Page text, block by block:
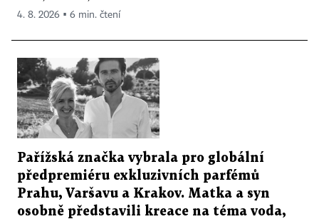
4. 8. 2026 ▪ 6 min. čtení
Pařížská značka vybrala pro globální
předpremiéru exkluzivních parfémů
Prahu, Varšavu a Krakov. Matka a syn
osobně představili kreace na téma voda,